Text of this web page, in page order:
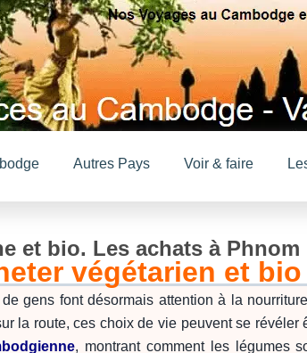
Autres Pays Voir & faire
et bio. Les achats à Phnom
végétarien et
gens font désormais attention à la
la route, ces choix de vie peuvent se
, montrant comment les légumes